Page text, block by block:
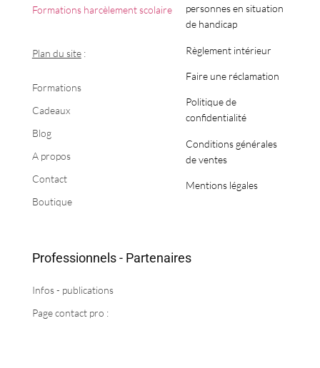
Formations harcèlement scolaire
Plan du site:
Formations
Cadeaux
Blog
A propos
Contact
Boutique
personnes en situation
de handicap
Règlement intérieur
Faire une réclamation
Politique de
confidentialité
Conditions générales
de ventes
Mentions légales
Professionnels - Partenaires
Infos - publications
Page contact pro :